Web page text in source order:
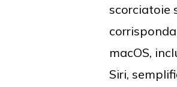
scorciatoie
macOS,
Siri,